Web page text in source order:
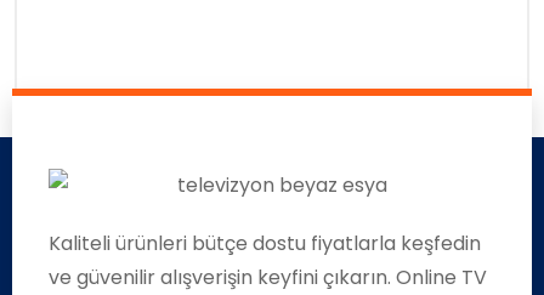
Kaliteli ürünleri bütçe dostu fiyatlarla keşfedin
ve güvenilir alışverişin keyfini çıkarın. Online TV